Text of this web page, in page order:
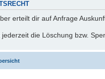
erteilt dir auf Anfrage
jederzeit die Löschung bzw.